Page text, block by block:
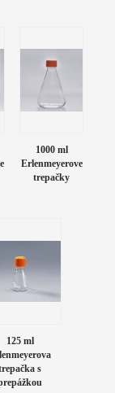
1000 ml
Erlenmeyerove
trepačky
125 ml
s